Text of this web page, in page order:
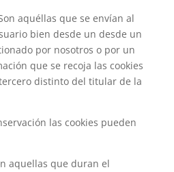
aquéllas que se envían al
bien desde un desde un
por nosotros o por un
que se recoja las cookies
distinto del titular de la
las cookies pueden
aquellas que duran el